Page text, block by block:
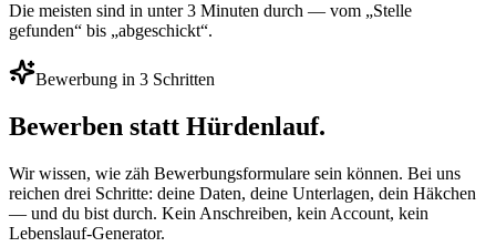
Die meisten sind in unter 3 Minuten durch — vom „Stelle
gefunden“ bis „abgeschickt“.
Bewerbung in 3 Schritten
Bewerben statt Hürdenlauf.
Wir wissen, wie zäh Bewerbungsformulare sein können. Bei uns
reichen drei Schritte: deine Daten, deine Unterlagen, dein Häkchen
— und du bist durch. Kein Anschreiben, kein Account, kein
Lebenslauf-Generator.